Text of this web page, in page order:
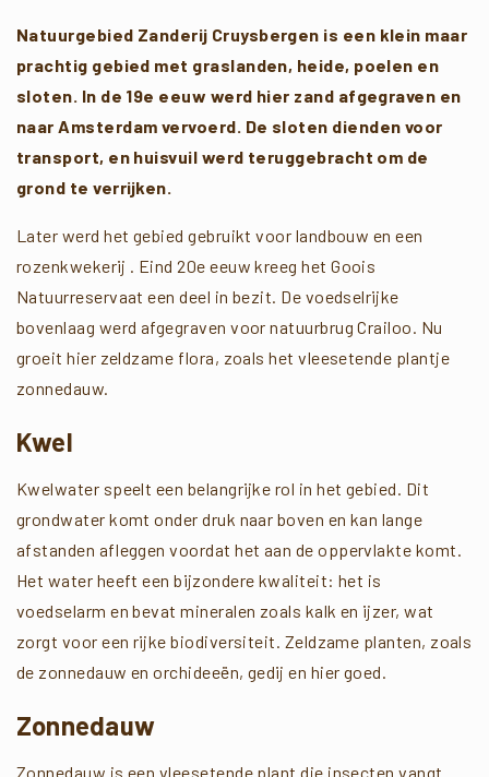
Natuurgebied Zanderij Cruysbergen is een klein maar
prachtig gebied met graslanden, heide, poelen en
sloten. In de 19e eeuw werd hier zand afgegraven en
naar Amsterdam vervoerd. De sloten dienden voor
transport, en huisvuil werd teruggebracht om de
grond te verrijken.
Later werd het gebied gebruikt voor landbouw en een
rozenkwekerij . Eind 20e eeuw kreeg het Goois
Natuurreservaat een deel in bezit. De voedselrijke
bovenlaag werd afgegraven voor natuurbrug Crailoo. Nu
groeit hier zeldzame flora, zoals het vleesetende plantje
zonnedauw.
Kwel
Kwelwater speelt een belangrijke rol in het gebied. Dit
grondwater komt onder druk naar boven en kan lange
afstanden afleggen voordat het aan de oppervlakte komt.
Het water heeft een bijzondere kwaliteit: het is
voedselarm en bevat mineralen zoals kalk en ijzer, wat
zorgt voor een rijke biodiversiteit. Zeldzame planten, zoals
de zonnedauw en orchideeën, gedij en hier goed.
Zonnedauw
Zonnedauw is een vleesetende plant die insecten vangt